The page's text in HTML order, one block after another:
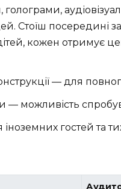
голограми,
Стоїш посередині
кожен отримує
— для
— можливість
гостей та